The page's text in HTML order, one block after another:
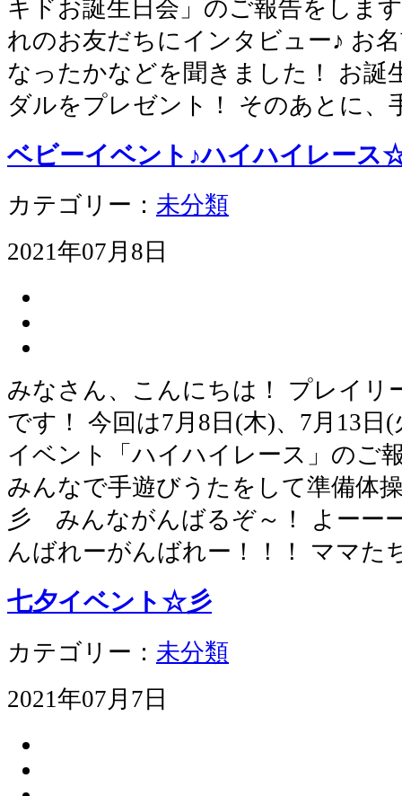
キドお誕生日会」のご報告をしま
れのお友だちにインタビュー♪ お
なったかなどを聞きました！ お誕
ダルをプレゼント！ そのあとに
ベビーイベント♪ハイハイレース
カテゴリー： 未分類
2021年07月8日
みなさん、こんにちは！ プレイリ
です！ 今回は7月8日(木)、7月13日
イベント「ハイハイレース」のご
みんなで手遊びうたをして準備体
彡 みんながんばるぞ～！ よーー
んばれーがんばれー！！！ ママた
七夕イベント☆彡
カテゴリー： 未分類
2021年07月7日